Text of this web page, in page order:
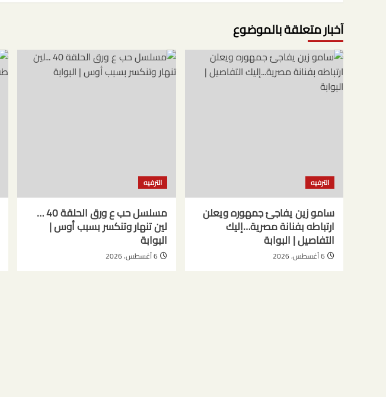
آخبار متعلقة بالموضوع
الترفيه
سامو زين يفاجئ جمهوره ويعلن
ارتباطه بفنانة مصرية…إليك
التفاصيل | البوابة
6 أغسطس، 2026
الترفيه
مسلسل حب ع ورق الحلقة 40 …
لين تنهار وتنكسر بسبب أوس |
البوابة
6 أغسطس، 2026